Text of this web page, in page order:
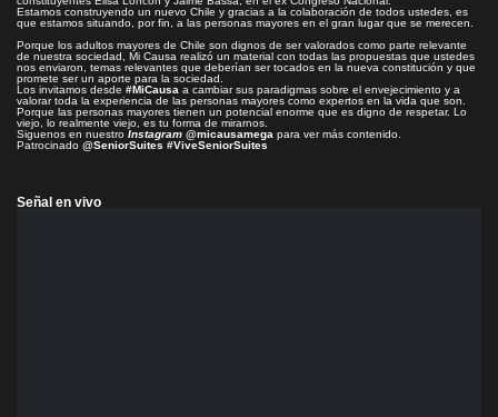
Estamos construyendo un nuevo Chile y gracias a la colaboración de todos ustedes, es
que estamos situando, por fin, a las personas mayores en el gran lugar que se merecen.
Porque los adultos mayores de Chile son dignos de ser valorados como parte relevante
de nuestra sociedad, Mi Causa realizó un material con todas las propuestas que ustedes
nos enviaron, temas relevantes que deberían ser tocados en la nueva constitución y que
promete ser un aporte para la sociedad.
Los invitamos desde #MiCausa a cambiar sus paradigmas sobre el envejecimiento y a
valorar toda la experiencia de las personas mayores como expertos en la vida que son.
Porque las personas mayores tienen un potencial enorme que es digno de respetar. Lo
viejo, lo realmente viejo, es tu forma de mirarnos.
Siguenos en nuestro Instagram @micausamega para ver más contenido.
Patrocinado @SeniorSuites #ViveSeniorSuites
Señal en vivo